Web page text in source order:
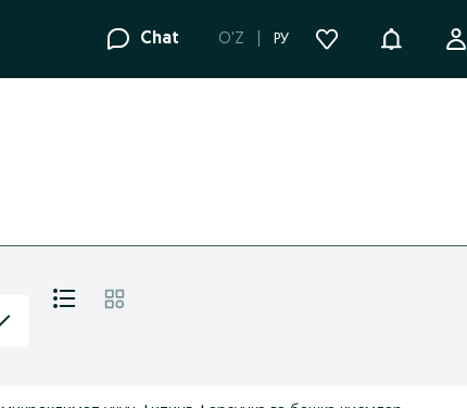
Chat O'Z РУ Bildirishnoma